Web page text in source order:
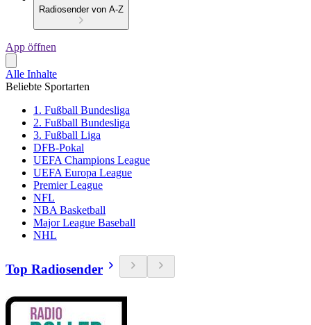
Radiosender von A-Z
App öffnen
Alle Inhalte
Beliebte Sportarten
1. Fußball Bundesliga
2. Fußball Bundesliga
3. Fußball Liga
DFB-Pokal
UEFA Champions League
UEFA Europa League
Premier League
NFL
NBA Basketball
Major League Baseball
NHL
Top Radiosender